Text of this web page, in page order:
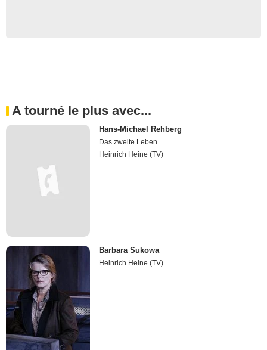
A tourné le plus avec...
Hans-Michael Rehberg
Das zweite Leben
Heinrich Heine (TV)
Barbara Sukowa
Heinrich Heine (TV)